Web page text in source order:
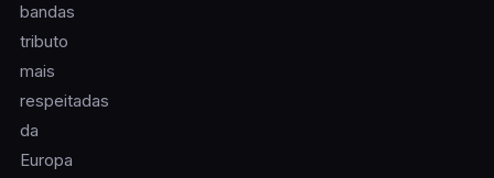
bandas
tributo
mais
respeitadas
da
Europa